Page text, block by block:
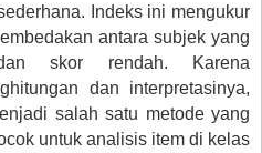
Indeks ini mengukur
antara subjek yang
skor rendah. Karena
dan interpretasinya,
salah satu metode yang
untuk analisis item di kelas